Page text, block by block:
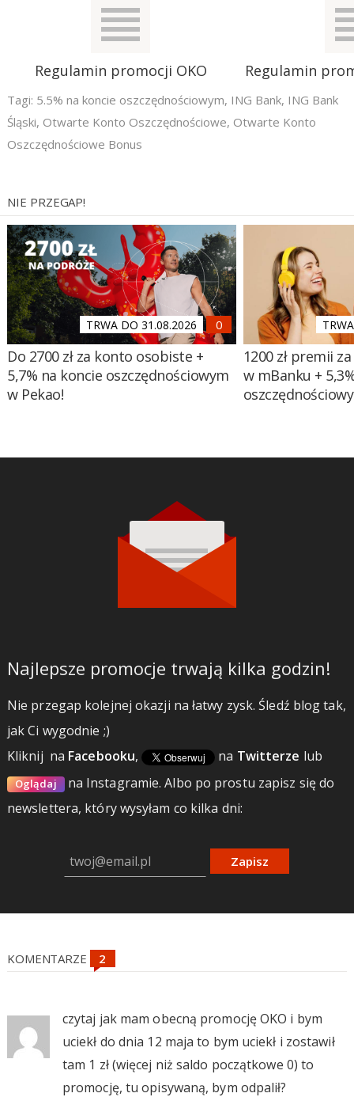
Regulamin promocji OKO Regulamin
Tagi: 5.5% na koncie oszczędnościowym, ING Bank, ING Bank
Śląski, Otwarte Konto Oszczędnościowe, Otwarte Konto
Oszczędnościowe Bonus
NIE PRZEGAP!
TRWA DO 31.08.2026
Do 2700 zł za konto osobiste +
5,7% na koncie oszczędnościowym
w Pekao!
1200 zł premii
w mBanku +
Najlepsze promocje trwają kilka godzin!
Nie przegap kolejnej okazji na łatwy zysk. Śledź blog tak,
jak Ci wygodnie ;)
Kliknij na Facebooku, na Twitterze lub
Oglądaj na Instagramie.Albo po prostu zapisz się do
newslettera, który wysyłam co kilka dni:
Zapisz
KOMENTARZE
czytaj jak mam obecną promocję OKO i bym
uciekł do dnia 12 maja to bym uciekł i zostawił
tam 1 zł (więcej niż saldo początkowe 0) to
promocję, tu opisywaną, bym odpalił?